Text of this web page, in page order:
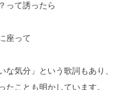
って誘ったら
座って
な気分」という歌詞もあり、
ことも明かしています。